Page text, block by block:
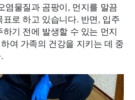
염물질과 곰팡이, 먼지를 말끔
로 하고 있습니다. 반면, 입주
기 전에 발생할 수 있는 먼지
여 가족의 건강을 지키는 데 중